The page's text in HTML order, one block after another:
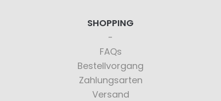
SHOPPING
FAQs
Bestellvorgang
Zahlungsarten
Versand